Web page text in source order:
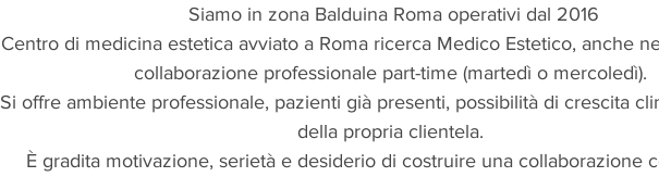
Siamo in zona Balduina Roma operativi dal 2016
Centro di medicina estetica avviato a Roma ricerca Medico Estetico, anche
collaborazione professionale part-time (martedì o mercoledì).
Si offre ambiente professionale, pazienti già presenti, possibilità di crescita
della propria clientela.
È gradita motivazione, serietà e desiderio di costruire una collaborazione